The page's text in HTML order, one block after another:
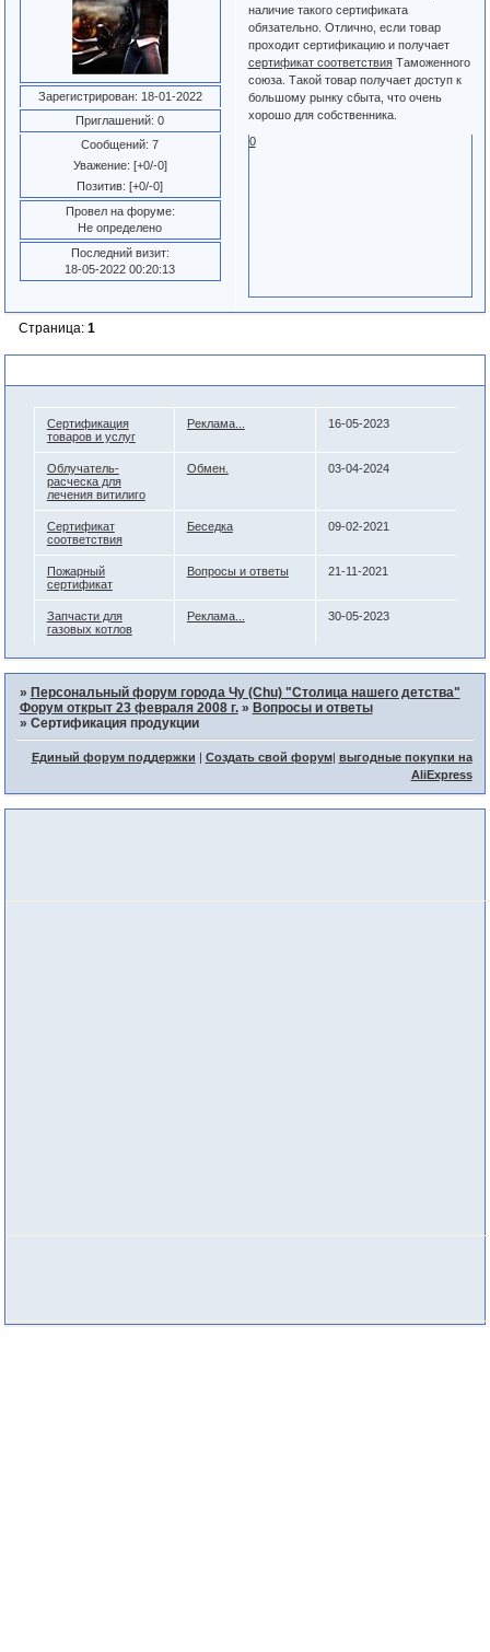
Зарегистрирован: 18-01-2022
Приглашений: 0
Сообщений: 7
Уважение: [+0/-0]
Позитив: [+0/-0]
Провел на форуме:
Не определено
Последний визит:
18-05-2022 00:20:13
наличие такого сертификата
обязательно. Отлично, если товар
проходит сертификацию и получает
сертификат соответствияТаможенного
союза. Такой товар получает доступ к
большому рынку сбыта, что очень
хорошо для собственника.
0
Страница: 1
Сертификация
товаров и услуг
Реклама... 16-05-2023
Облучатель-
расческа для
лечения витилиго
Обмен. 03-04-2024
Сертификат
соответствия
Беседка 09-02-2021
Пожарный
сертификат
Вопросы и ответы 21-11-2021
Запчасти для
газовых котлов
Реклама... 30-05-2023
» Персональный форум города Чу (Chu) "Столица нашего детства"
Форум открыт 23 февраля 2008 г. » Вопросы и ответы
» Сертификация продукции
Единый форум поддержки | Создать свой форум| выгодные покупки на
AliExpress